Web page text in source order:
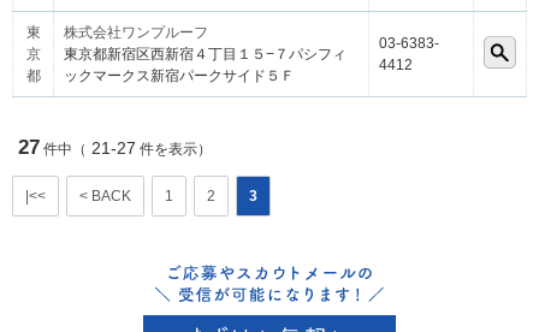
東
京
都
株式会社ワンプルーフ
東京都新宿区西新宿４丁目１５−７パシフィ
ックマークス新宿パークサイド５Ｆ
03-6383-
4412
27 件中（ 21-27 件を表示）
|<< < BACK 1 2 3